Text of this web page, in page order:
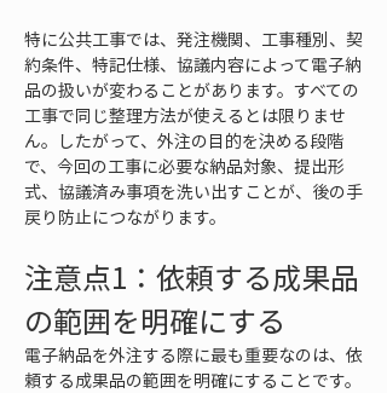
特に公共工事では、発注機関、工事種別、契
約条件、特記仕様、協議内容によって電子納
品の扱いが変わることがあります。すべての
工事で同じ整理方法が使えるとは限りませ
ん。したがって、外注の目的を決める段階
で、今回の工事に必要な納品対象、提出形
式、協議済み事項を洗い出すことが、後の手
戻り防止につながります。
注意点1：依頼する成果品
の範囲を明確にする
電子納品を外注する際に最も重要なのは、依
頼する成果品の範囲を明確にすることです。